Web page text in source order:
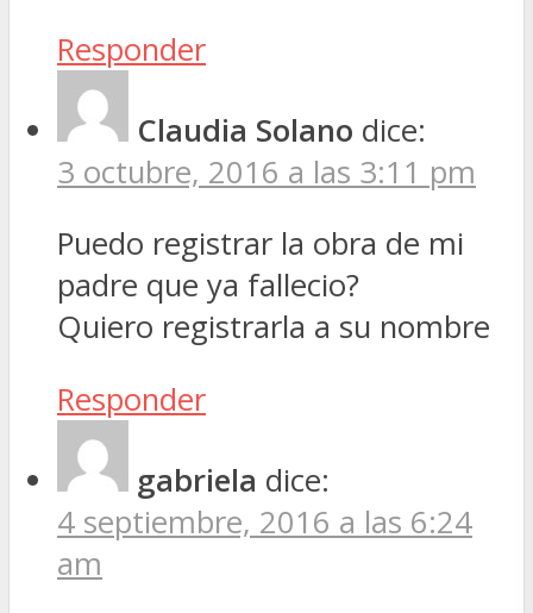
Responder
Claudia Solano dice:
3 octubre, 2016 a las 3:11 pm
Puedo registrar la obra de mi
padre que ya fallecio?
Quiero registrarla a su nombre
Responder
gabriela dice:
4 septiembre, 2016 a las 6:24
am